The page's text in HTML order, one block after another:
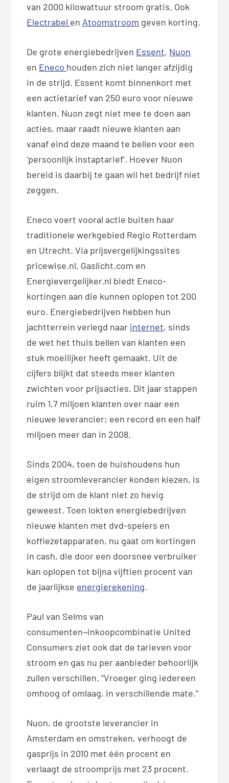
van 2000 kilowattuur stroom gratis. Ook
Electrabel en Atoomstroom geven korting.
De grote energiebedrijven Essent, Nuon
en Eneco houden zich niet langer afzijdig
in de strijd. Essent komt binnenkort met
een actietarief van 250 euro voor nieuwe
klanten. Nuon zegt niet mee te doen aan
acties, maar raadt nieuwe klanten aan
vanaf eind deze maand te bellen voor een
‘persoonlijk instaptarief’. Hoever Nuon
bereid is daarbij te gaan wil het bedrijf niet
zeggen.
Eneco voert vooral actie buiten haar
traditionele werkgebied Regio Rotterdam
en Utrecht. Via prijsvergelijkingssites
pricewise.nl, Gaslicht.com en
Energievergelijker.nl biedt Eneco-
kortingen aan die kunnen oplopen tot 200
euro. Energiebedrijven hebben hun
jachtterrein verlegd naar internet, sinds
de wet het thuis bellen van klanten een
stuk moeilijker heeft gemaakt. Uit de
cijfers blijkt dat steeds meer klanten
zwichten voor prijsacties. Dit jaar stappen
ruim 1,7 miljoen klanten over naar een
nieuwe leverancier; een record en een half
miljoen meer dan in 2008.
Sinds 2004, toen de huishoudens hun
eigen stroomleverancier konden kiezen, is
de strijd om de klant niet zo hevig
geweest. Toen lokten energiebedrijven
nieuwe klanten met dvd-spelers en
koffiezetapparaten, nu gaat om kortingen
in cash, die door een doorsnee verbruiker
kan oplopen tot bijna vijftien procent van
de jaarlijkse energierekening.
Paul van Selms van
consumenten¬inkoopcombinatie United
Consumers ziet ook dat de tarieven voor
stroom en gas nu per aanbieder behoorlijk
zullen verschillen. ”Vroeger ging iedereen
omhoog of omlaag, in verschillende mate.”
Nuon, de grootste leverancier in
Amsterdam en omstreken, verhoogt de
gasprijs in 2010 met één procent en
verlaagt de stroomprijs met 23 procent.